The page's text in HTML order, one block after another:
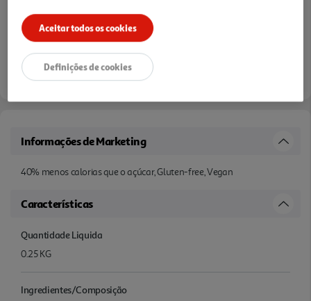
Informações de Marketing
40% menos calorias que o açúcar, Gluten-free, Vegan
Características
Quantidade Liquida
0.25 KG
Ingredientes/Composição
Aceitar todos os cookies
Definições de cookies